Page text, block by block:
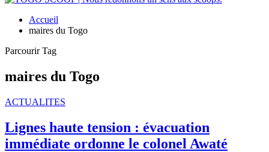
Accueil
maires du Togo
Parcourir Tag
maires du Togo
ACTUALITES
Lignes haute tension : évacuation
immédiate ordonne le colonel Awaté